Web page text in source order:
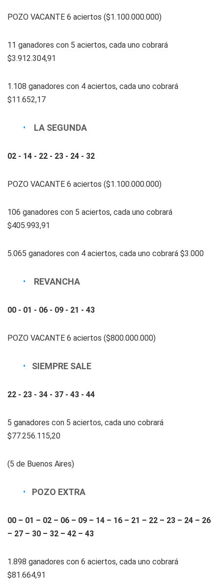
POZO VACANTE 6 aciertos ($1.100.000.000)
11 ganadores con 5 aciertos, cada uno cobrará
$3.912.304,91
1.108 ganadores con 4 aciertos, cada uno cobrará
$11.652,17
LA SEGUNDA
02 - 14 - 22 - 23 - 24 - 32
POZO VACANTE 6 aciertos ($1.100.000.000)
106 ganadores con 5 aciertos, cada uno cobrará
$405.993,91
5.065 ganadores con 4 aciertos, cada uno cobrará $3.000
REVANCHA
00 - 01 - 06 - 09 - 21 - 43
POZO VACANTE 6 aciertos ($800.000.000)
SIEMPRE SALE
22 - 23 - 34 - 37 - 43 - 44
5 ganadores con 5 aciertos, cada uno cobrará
$77.256.115,20
(5 de Buenos Aires)
POZO EXTRA
00 – 01 – 02 – 06 – 09 – 14 – 16 – 21 – 22 – 23 – 24 – 26
– 27 – 30 – 32 – 42 – 43
1.898 ganadores con 6 aciertos, cada uno cobrará
$81.664,91